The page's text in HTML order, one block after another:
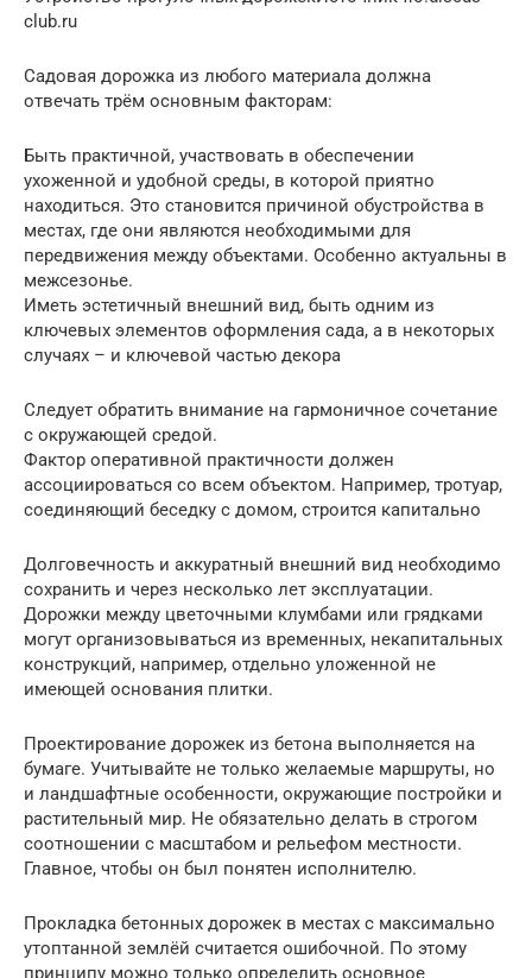
club.ru
Садовая дорожка из любого материала должна
отвечать трём основным факторам:
Быть практичной, участвовать в обеспечении
ухоженной и удобной среды, в которой приятно
находиться. Это становится причиной обустройства в
местах, где они являются необходимыми для
передвижения между объектами. Особенно актуальны в
межсезонье.
Иметь эстетичный внешний вид, быть одним из
ключевых элементов оформления сада, а в некоторых
случаях – и ключевой частью декора
Следует обратить внимание на гармоничное сочетание
с окружающей средой.
Фактор оперативной практичности должен
ассоциироваться со всем объектом. Например, тротуар,
соединяющий беседку с домом, строится капитально
Долговечность и аккуратный внешний вид необходимо
сохранить и через несколько лет эксплуатации.
Дорожки между цветочными клумбами или грядками
могут организовываться из временных, некапитальных
конструкций, например, отдельно уложенной не
имеющей основания плитки.
Проектирование дорожек из бетона выполняется на
бумаге. Учитывайте не только желаемые маршруты, но
и ландшафтные особенности, окружающие постройки и
растительный мир. Не обязательно делать в строгом
соотношении с масштабом и рельефом местности.
Главное, чтобы он был понятен исполнителю.
Прокладка бетонных дорожек в местах с максимально
утоптанной землёй считается ошибочной. По этому
принципу можно только определить основное